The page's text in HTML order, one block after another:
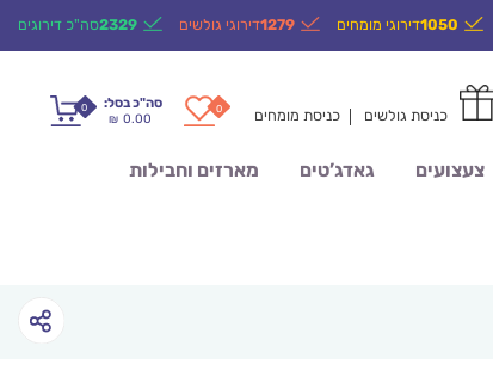
1050דירוגי מומחים 1279דירוגי גולשים 2329סה"כ דירוגים
כניסת גולשים כניסת מומחים 0
0 סה"כ בסל:
₪ 0.00
צעצועים גאדג’טים מארזים וחבילות